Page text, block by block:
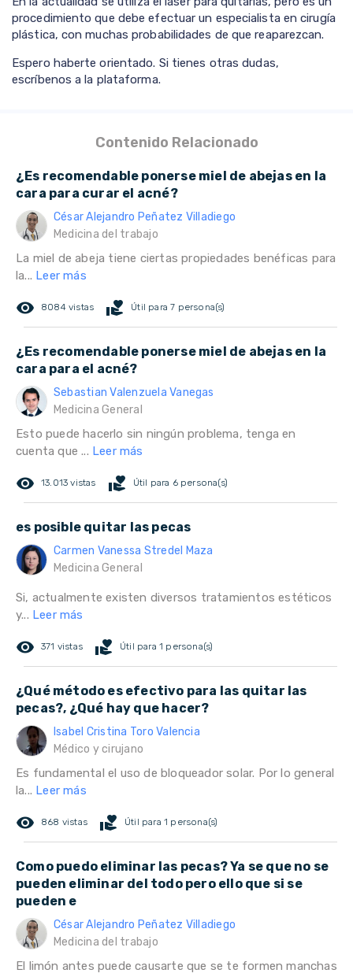
procedimiento que debe efectuar un especialista en cirugía
plástica, con muchas probabilidades de que reaparezcan.
Espero haberte orientado. Si tienes otras dudas,
escríbenos a la plataforma.
Contenido Relacionado
¿Es recomendable ponerse miel de abejas en la
cara para curar el acné?
César Alejandro Peñatez Villadiego
Medicina del trabajo
La miel de abeja tiene ciertas propiedades benéficas para
la... Leer más
remove_red_eye 8084 vistas volunteer_activism Útil para 7 persona(s)
¿Es recomendable ponerse miel de abejas en la
cara para el acné?
Sebastian Valenzuela Vanegas
Medicina General
Esto puede hacerlo sin ningún problema, tenga en
cuenta que ... Leer más
remove_red_eye 13.013 vistas volunteer_activism Útil para 6 persona(s)
es posible quitar las pecas
Carmen Vanessa Stredel Maza
Medicina General
Si, actualmente existen diversos tratamientos estéticos
y... Leer más
remove_red_eye 371 vistas volunteer_activism Útil para 1 persona(s)
¿Qué método es efectivo para las quitar las
pecas?, ¿Qué hay que hacer?
Isabel Cristina Toro Valencia
Médico y cirujano
Es fundamental el uso de bloqueador solar. Por lo general
la... Leer más
remove_red_eye 868 vistas volunteer_activism Útil para 1 persona(s)
Como puedo eliminar las pecas? Ya se que no se
pueden eliminar del todo pero ello que si se
pueden e
César Alejandro Peñatez Villadiego
Medicina del trabajo
El limón antes puede causarte que se te formen manchas